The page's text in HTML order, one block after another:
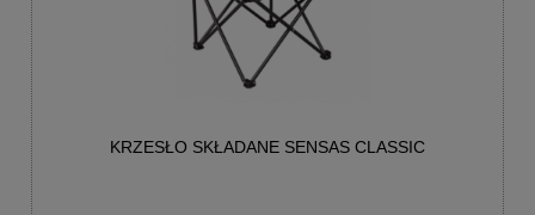
KRZESŁO SKŁADANE SENSAS CLASSIC